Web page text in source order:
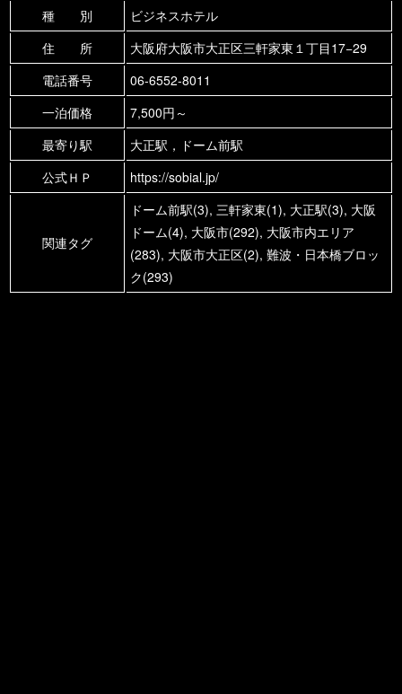
種 別
ビジネスホテル
住 所
大阪府大阪市大正区三軒家東１丁目17−29
電話番号
06-6552-8011
一泊価格
7,500円～
最寄り駅
大正駅，ドーム前駅
公式ＨＰ
https://sobial.jp/
関連タグ
ドーム前駅(3), 三軒家東(1), 大正駅(3), 大阪
ドーム(4), 大阪市(292), 大阪市内エリア
(283), 大阪市大正区(2), 難波・日本橋ブロッ
ク(293)